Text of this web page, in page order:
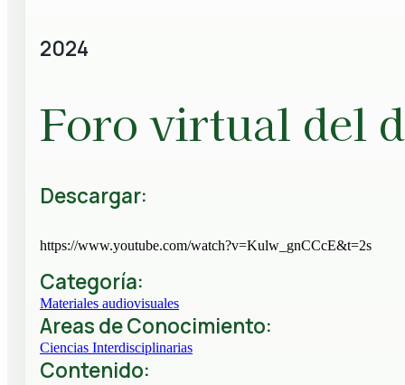
2024
Foro virtual del
Descargar:
https://www.youtube.com/watch?v=Kulw_gnCCcE&t=2s
Categoría:
Materiales audiovisuales
Areas de Conocimiento:
Ciencias Interdisciplinarias
Contenido: